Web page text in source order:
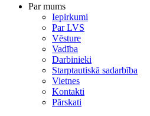
Par mums
Iepirkumi
Par LVS
Vēsture
Vadība
Darbinieki
Starptautiskā sadarbība
Vietnes
Kontakti
Pārskati